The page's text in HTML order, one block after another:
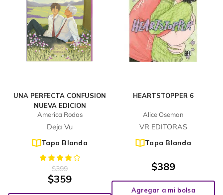
UNA PERFECTA CONFUSION
NUEVA EDICION
America Rodas
Deja Vu
Tapa Blanda
$399
$359
HEARTSTOPPER 6
Alice Oseman
VR EDITORAS
Tapa Blanda
$389
Agregar a mi bolsa